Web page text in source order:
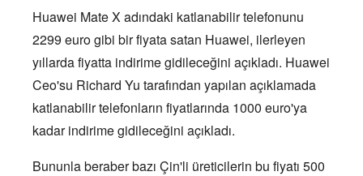
Huawei Mate X adındaki katlanabilir telefonunu
2299 euro gibi bir fiyata satan Huawei, ilerleyen
yıllarda fiyatta indirime gidileceğini açıkladı. Huawei
Ceo'su Richard Yu tarafından yapılan açıklamada
katlanabilir telefonların fiyatlarında 1000 euro'ya
kadar indirime gidileceğini açıkladı.
Bununla beraber bazı Çin'li üreticilerin bu fiyatı 500